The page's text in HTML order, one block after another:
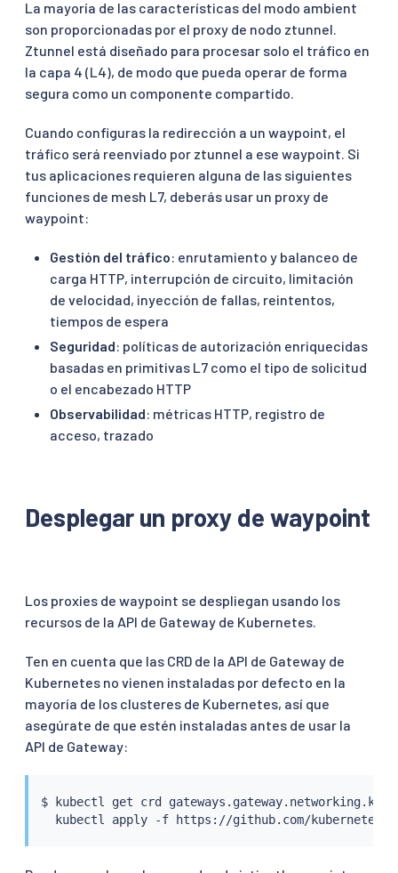
La mayoría de las características del modo ambient
son proporcionadas por el proxy de nodo ztunnel.
Ztunnel está diseñado para procesar solo el tráfico en
la capa 4 (L4), de modo que pueda operar de forma
segura como un componente compartido.
Cuando configuras la redirección a un waypoint, el
tráfico será reenviado por ztunnel a ese waypoint. Si
tus aplicaciones requieren alguna de las siguientes
funciones de mesh L7, deberás usar un proxy de
waypoint:
Gestión del tráfico: enrutamiento y balanceo de
carga HTTP, interrupción de circuito, limitación
de velocidad, inyección de fallas, reintentos,
tiempos de espera
Seguridad: políticas de autorización enriquecidas
basadas en primitivas L7 como el tipo de solicitud
o el encabezado HTTP
Observabilidad: métricas HTTP, registro de
acceso, trazado
Desplegar un proxy de waypoint
Los proxies de waypoint se despliegan usando los
recursos de la API de Gateway de Kubernetes.
Ten en cuenta que las CRD de la API de Gateway de
Kubernetes no vienen instaladas por defecto en la
mayoría de los clusteres de Kubernetes, así que
asegúrate de que estén instaladas antes de usar la
API de Gateway:
$ kubectl
get crd
kubectl